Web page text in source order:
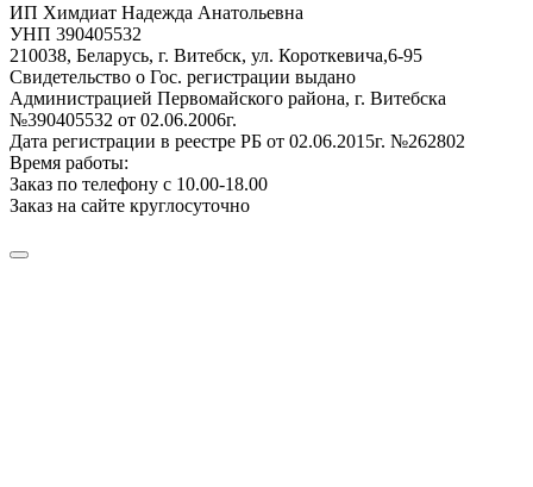
ИП Химдиат Надежда Анатольевна
УНП 390405532
210038, Беларусь, г. Витебск, ул. Короткевича,6-95
Свидетельство о Гос. регистрации выдано
Администрацией Первомайского района, г. Витебска
№390405532 от 02.06.2006г.
Дата регистрации в реестре РБ от 02.06.2015г. №262802
Время работы:
Заказ по телефону с 10.00-18.00
Заказ на сайте круглосуточно